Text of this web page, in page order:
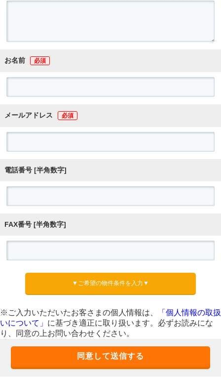
お名前
メールアドレス
電話番号 [半角数字]
FAX番号 [半角数字]
▼ご希望の物件条件を入力▼
※ご入力いただいたお客さまの個人情報は、
「個人情報の取扱
いについて」 に基づき適正に取り扱います。必ずお読みにな
り、同意の上お問い合わせください。